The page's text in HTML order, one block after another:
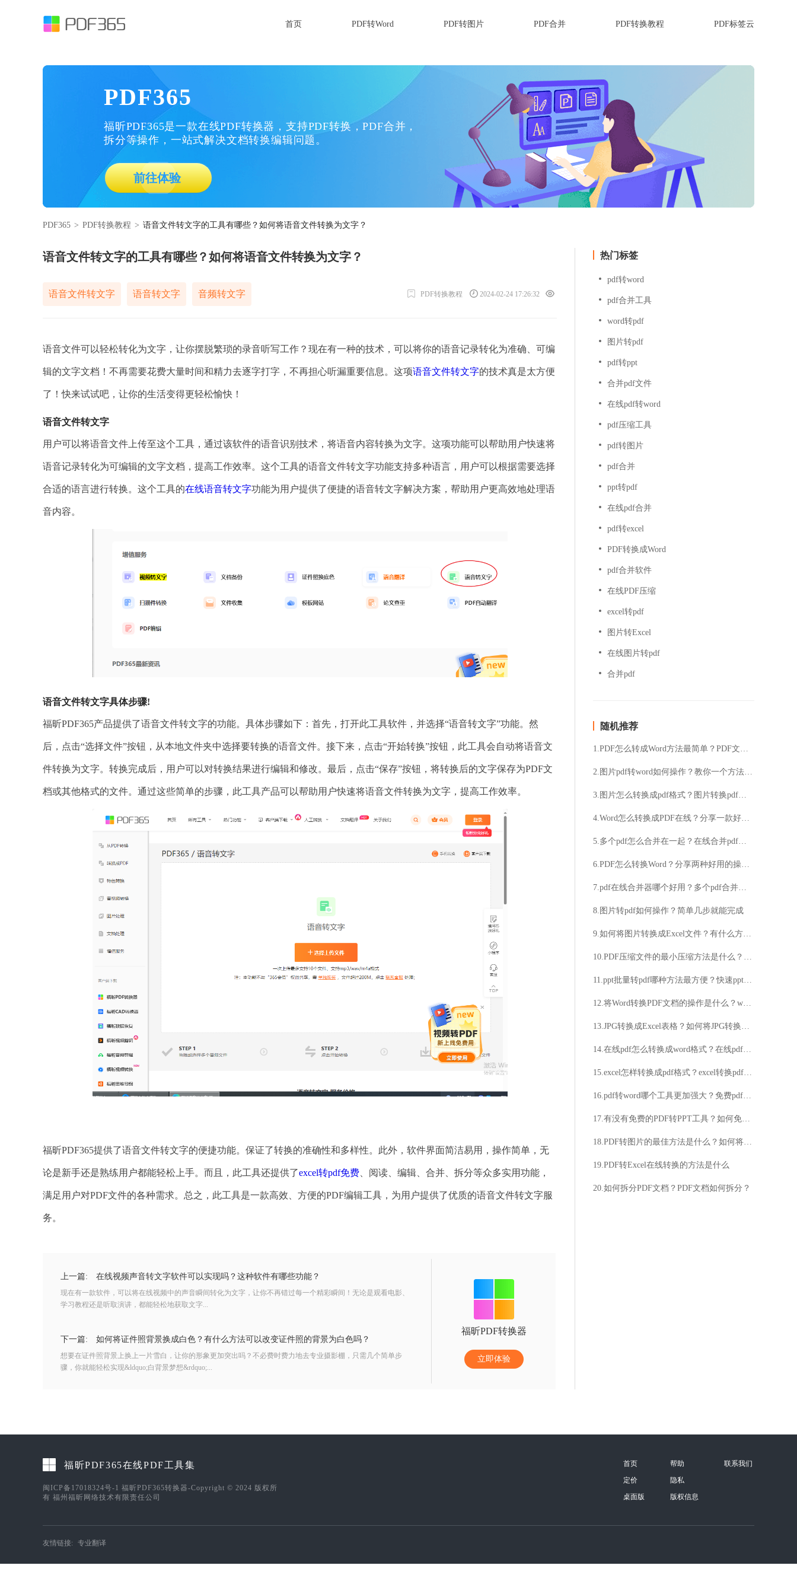
首页 PDF转Word PDF转图片 PDF合并 PDF转换教程 PDF标签云
PDF365
福昕PDF365是一款在线PDF转换器，支持PDF转换，PDF合并，
拆分等操作，一站式解决文档转换编辑问题。
前往体验
PDF365 > PDF转换教程 > 语音文件转文字的工具有哪些？如何将语音文件转换为文字？
语音文件转文字的工具有哪些？如何将语音文件转换为文字？
语音文件转文字 语音转文字 音频转文字 PDF转换教程 2024-02-24 17:26:32
语音文件可以轻松转化为文字，让你摆脱繁琐的录音听写工作？现在有一种的技术，可以将你的语音记录转化为准确、可编
辑的文字文档！不再需要花费大量时间和精力去逐字打字，不再担心听漏重要信息。这项语音文件转文字的技术真是太方便
了！快来试试吧，让你的生活变得更轻松愉快！
语音文件转文字
用户可以将语音文件上传至这个工具，通过该软件的语音识别技术，将语音内容转换为文字。这项功能可以帮助用户快速将
语音记录转化为可编辑的文字文档，提高工作效率。这个工具的语音文件转文字功能支持多种语言，用户可以根据需要选择
合适的语言进行转换。这个工具的在线语音转文字功能为用户提供了便捷的语音转文字解决方案，帮助用户更高效地处理语
音内容。
语音文件转文字具体步骤!
福昕PDF365产品提供了语音文件转文字的功能。具体步骤如下：首先，打开此工具软件，并选择“语音转文字”功能。然
后，点击“选择文件”按钮，从本地文件夹中选择要转换的语音文件。接下来，点击“开始转换”按钮，此工具会自动将语音文
件转换为文字。转换完成后，用户可以对转换结果进行编辑和修改。最后，点击“保存”按钮，将转换后的文字保存为PDF文
档或其他格式的文件。通过这些简单的步骤，此工具产品可以帮助用户快速将语音文件转换为文字，提高工作效率。
福昕PDF365提供了语音文件转文字的便捷功能。保证了转换的准确性和多样性。此外，软件界面简洁易用，操作简单，无
论是新手还是熟练用户都能轻松上手。而且，此工具还提供了excel转pdf免费 、阅读、编辑、合并、拆分等众多实用功能，
满足用户对PDF文件的各种需求。总之，此工具是一款高效、方便的PDF编辑工具，为用户提供了优质的语音文件转文字服
务。
上一篇: 在线视频声音转文字软件可以实现吗？这种软件有哪些功能？
现在有一款软件，可以将在线视频中的声音瞬间转化为文字，让你不再错过每一个精彩瞬间！无论是观看电影、
学习教程还是听取演讲，都能轻松地获取文字...
下一篇: 如何将证件照背景换成白色？有什么方法可以改变证件照的背景为白色吗？
想要在证件照背景上换上一片雪白，让你的形象更加突出吗？不必费时费力地去专业摄影棚，只需几个简单步
骤，你就能轻松实现&ldquo;白背景梦想&rdquo;...
福昕PDF转换器
立即体验
热门标签
pdf转word
pdf合并工具
word转pdf
图片转pdf
pdf转ppt
合并pdf文件
在线pdf转word
pdf压缩工具
pdf转图片
pdf合并
ppt转pdf
在线pdf合并
pdf转excel
PDF转换成Word
pdf合并软件
在线PDF压缩
excel转pdf
图片转Excel
在线图片转pdf
合并pdf
随机推荐
1.PDF怎么转成Word方法最简单？PDF文件格式作用详解
2.图片pdf转word如何操作？教你一个方法轻松搞定
3.图片怎么转换成pdf格式？图片转换pdf的方法介绍
4.Word怎么转换成PDF在线？分享一款好用工具
5.多个pdf怎么合并在一起？在线合并pdf网站推荐
6.PDF怎么转换Word？分享两种好用的操作技巧
7.pdf在线合并器哪个好用？多个pdf合并成一个pdf？
8.图片转pdf如何操作？简单几步就能完成
9.如何将图片转换成Excel文件？有什么方法可以将图片转换成Excel格式？
10.PDF压缩文件的最小压缩方法是什么？如何将PDF压缩文件压缩到最小？
11.ppt批量转pdf哪种方法最方便？快速ppt批量转pdf方法分享
12.将Word转换PDF文档的操作是什么？word转pdf的教程分享
13.JPG转换成Excel表格？如何将JPG转换成Excel表格？
14.在线pdf怎么转换成word格式？在线pdf转换成word格式的方法
15.excel怎样转换成pdf格式？excel转换pdf技巧分享
16.pdf转word哪个工具更加强大？免费pdf怎么转换成word​​​​​​​？
17.有没有免费的PDF转PPT工具？如何免费将PDF文件转换为PPT格式？
18.PDF转图片的最佳方法是什么？如何将PDF文件转换为图片格式？
19.PDF转Excel在线转换的方法是什么
20.如何拆分PDF文档？PDF文档如何拆分？
福昕PDF365在线PDF工具集
闽ICP备17018324号-1 福昕PDF365转换器-Copyright © 2024 版权所
有 福州福昕网络技术有限责任公司
首页
定价
桌面版
帮助
隐私
版权信息
联系我们
友情链接: 专业翻译